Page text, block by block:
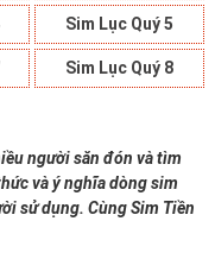
Sim Lục Quý 5
Sim Lục Quý 8
người săn đón và tìm
và ý nghĩa dòng sim
sử dụng. Cùng Sim Tiền